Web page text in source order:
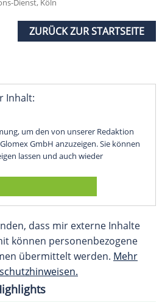
Dienst, Köln
ZURÜCK ZUR STARTSEITE
Inhalt:
um den von unserer Redaktion
GmbH anzuzeigen. Sie können
lassen und auch wieder
dass mir externe Inhalte
können personenbezogene
übermittelt werden. Mehr